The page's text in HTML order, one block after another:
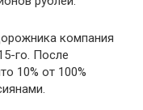
компания
го. После
10% от 100%